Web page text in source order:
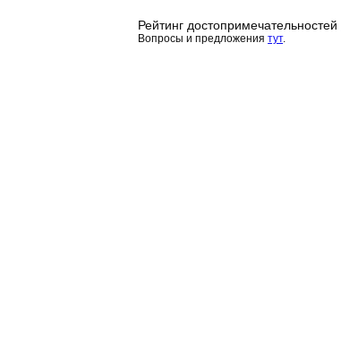
Рейтинг достопримечательностей
Вопросы и предложениятут.